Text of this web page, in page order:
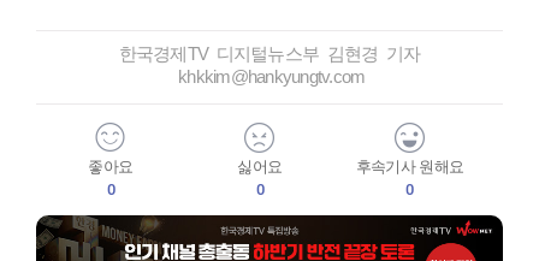
한국경제TV 디지털뉴스부 김현경 기자
khkkim@hankyungtv.com
좋아요
0
싫어요
0
후속기사 원해요
0